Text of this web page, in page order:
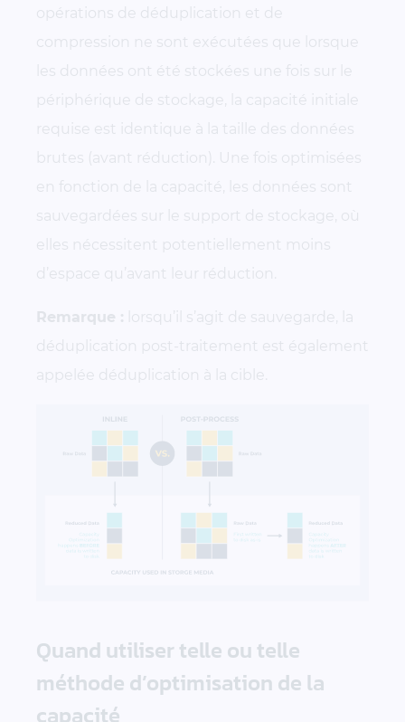
opérations de déduplication et de
compression ne sont exécutées que lorsque
les données ont été stockées une fois sur le
périphérique de stockage, la capacité initiale
requise est identique à la taille des données
brutes (avant réduction). Une fois optimisées
en fonction de la capacité, les données sont
sauvegardées sur le support de stockage, où
elles nécessitent potentiellement moins
d’espace qu’avant leur réduction.
Remarque : lorsqu’il s’agit de sauvegarde, la
déduplication post-traitement est également
appelée déduplication à la cible.
Quand utiliser telle ou telle
méthode d’optimisation de la
capacité